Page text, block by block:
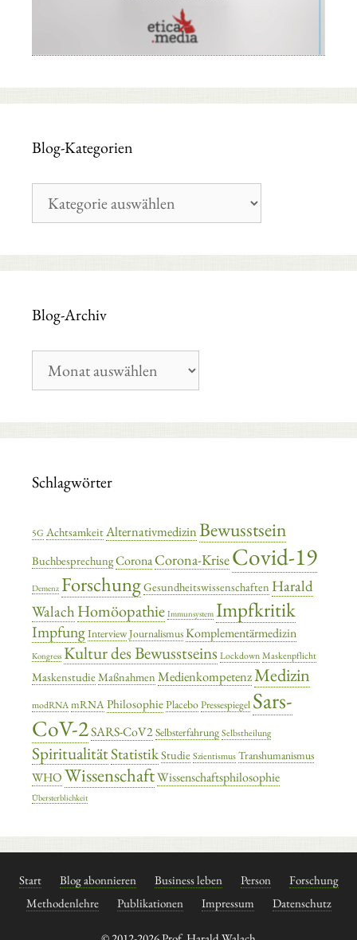
Blog-Kategorien
Kategorien
Blog-Archiv
Archiv
Schlagwörter
5G AchtsamkeitAlternativmedizinBewusstsein
BuchbesprechungCoronaCorona-KriseCovid-19
Demenz ForschungGesundheitswissenschaften Harald
Walach Homöopathie Immunsystem Impfkritik
ImpfungInterviewJournalismusKomplementärmedizin
Kongress Kultur des Bewusstseins LockdownMaskenpflicht
MaskenstudieMaßnahmen MedienkompetenzMedizin
modRNA mRNA PhilosophiePlaceboPressespiegel Sars-
CoV-2SARS-CoV2SelbsterfahrungSelbstheilung
SpiritualitätStatistikStudieSzientismusTranshumanismus
WHO WissenschaftWissenschaftsphilosophie
Übersterblichkeit
Start Blog abonnieren Business leben Person
Forschung
Methodenlehre
Publikationen Impressum Datenschutz